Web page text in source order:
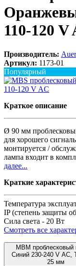
110-120 V
Производитель:
Артикул: 1173-01
Популярный
Краткое описание
Ø 90 мм
для хорошего
монтируется /
лампа входит в
далее...
Краткие
Температура
IP (степень защиты
Сила света - 20 Вт
Смотреть все
MBM проблесковый
Синий 230-240 V AC,
25 мм